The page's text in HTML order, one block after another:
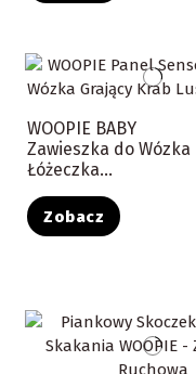
WOOPIE BABY
Zawieszka do Wózka
Łóżeczka...
Zobacz